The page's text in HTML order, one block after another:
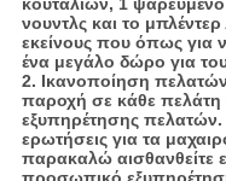
κουταλιών, 1
νουντλς και το
εκείνους που όπως για
ένα μεγάλο δώρο για
2. Ικανοποίηση
παροχή σε κάθε
εξυπηρέτησης πελατών.
ερωτήσεις για τα
παρακαλώ αισθανθείτε